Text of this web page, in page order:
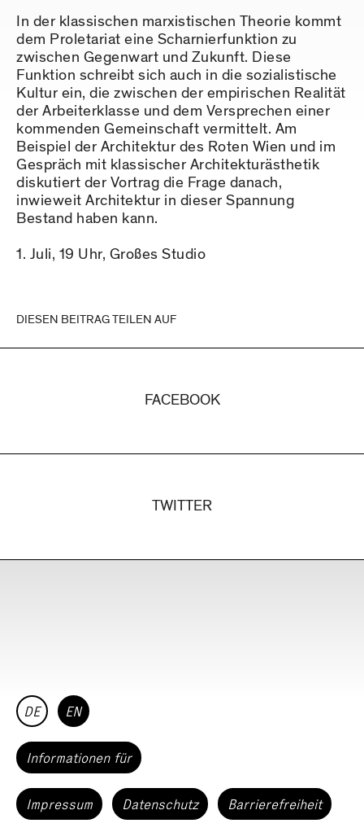
In der klassischen marxistischen Theorie kommt
dem Proletariat eine Scharnierfunktion zu
zwischen Gegenwart und Zukunft. Diese
Funktion schreibt sich auch in die sozialistische
Kultur ein, die zwischen der empirischen Realität
der Arbeiterklasse und dem Versprechen einer
kommenden Gemeinschaft vermittelt. Am
Beispiel der Architektur des Roten Wien und im
Gespräch mit klassischer Architekturästhetik
diskutiert der Vortrag die Frage danach,
inwieweit Architektur in dieser Spannung
Bestand haben kann.
Juli, 19 Uhr, Großes Studio
DIESEN BEITRAG TEILEN AUF
FACEBOOK
TWITTER
Informationen für
DE EN
Impressum Datenschutz Barrierefreiheit